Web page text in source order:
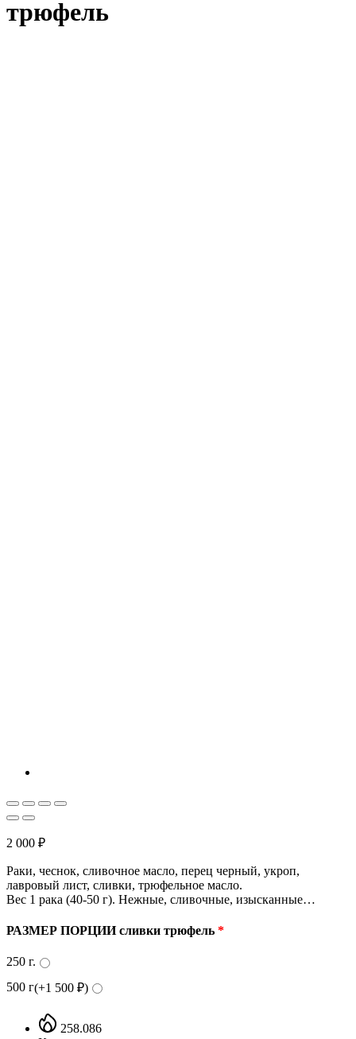
трюфель
2 000 ₽
Раки, чеснок, сливочное масло, перец черный, укроп,
лавровый лист, сливки, трюфельное масло.
Вес 1 рака (40-50 г). Нежные, сливочные, изысканные…
РАЗМЕР ПОРЦИИ сливки трюфель *
250 г.
500 г(+1 500 ₽)
258.086